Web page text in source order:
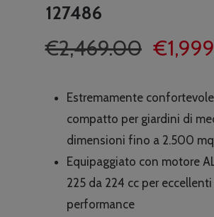
127486
€2,469.00 Il
era:
€
Estremamente
compatto per giardini di
dimensioni fino a 2.500 mq
Equipaggiato con motore
225 da 224 cc per eccellenti
performance